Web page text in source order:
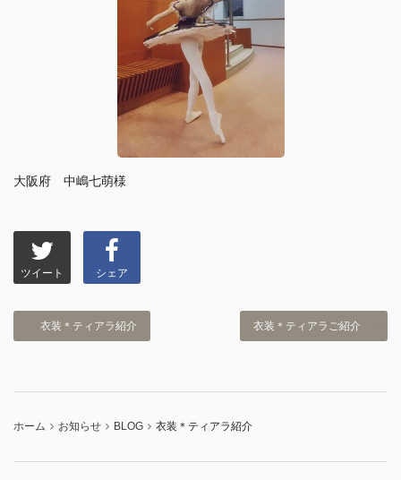
大阪府 中嶋七萌様
ツイート シェア
衣装＊ティアラご紹介
衣装＊ティアラ紹介
ホーム お知らせ BLOG 衣装＊ティアラ紹介